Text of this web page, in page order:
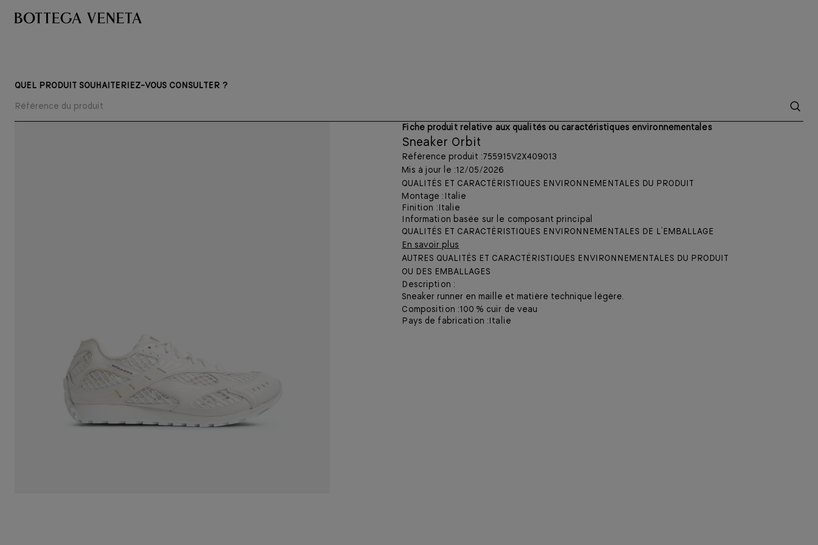
QUEL PRODUIT SOUHAITERIEZ-VOUS CONSULTER ?
Fiche produit relative aux qualités ou caractéristiques environnementales
Sneaker Orbit
Référence produit : 755915V2X409013
Mis à jour le :12/05/2026
QUALITÉS ET CARACTÉRISTIQUES ENVIRONNEMENTALES DU PRODUIT
Montage : Italie
Finition : Italie
Information basée sur le composant principal
QUALITÉS ET CARACTÉRISTIQUES ENVIRONNEMENTALES DE L’EMBALLAGE
En savoir plus
AUTRES QUALITÉS ET CARACTÉRISTIQUES ENVIRONNEMENTALES DU PRODUIT
OU DES EMBALLAGES
Description :
Sneaker runner en maille et matière technique légère.
Composition :100 % cuir de veau
Pays de fabrication : Italie